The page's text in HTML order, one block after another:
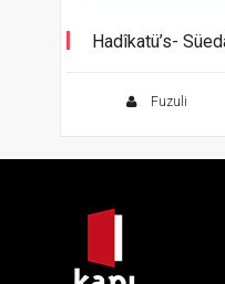
Hadîkatü’s-
Fuzuli